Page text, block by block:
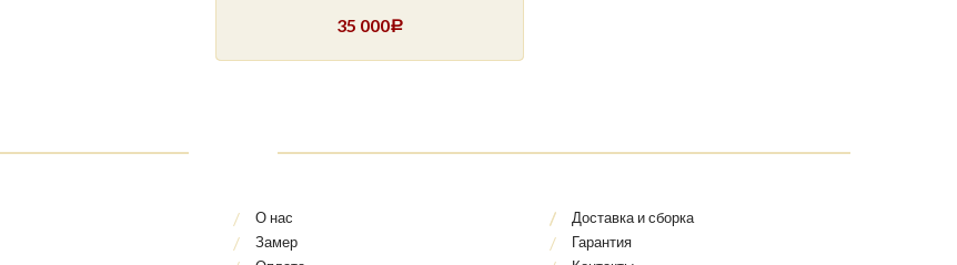
35 000Р
О нас
Замер
Доставка и сборка
Гарантия